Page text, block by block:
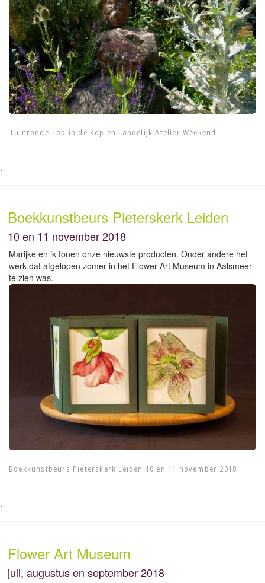
Tuinronde Top in de Kop en Landelijk Atelier Weekend
.
Boekkunstbeurs Pieterskerk Leiden
10 en 11 november 2018
Marijke en ik tonen onze nieuwste producten. Onder andere het
werk dat afgelopen zomer in het Flower Art Museum in Aalsmeer
te zien was.
Boekkunstbeurs Pieterskerk Leiden 10 en 11 november 2018
.
Flower Art Museum
juli, augustus en september 2018